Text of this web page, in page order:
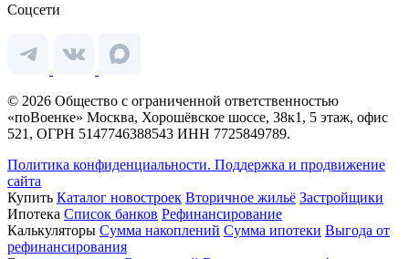
Соцсети
© 2026 Общество с ограниченной ответственностью
«поВоенке» Москва, Хорошёвское шоссе, 38к1, 5 этаж, офис
521, ОГРН 5147746388543 ИНН 7725849789.
Политика конфиденциальности. Поддержка и продвижение
сайта
Купить Каталог новостроек Вторичное жильё Застройщики
Ипотека Список банков Рефинансирование
Калькуляторы Сумма накоплений Сумма ипотеки Выгода от
рефинансирования